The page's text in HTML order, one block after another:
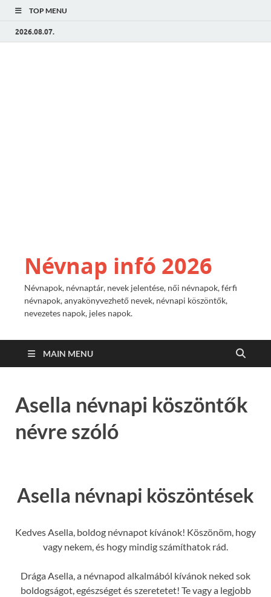
TOP MENU
2026.08.07.
Névnap infó 2026
Névnapok, névnaptár, nevek jelentése, női névnapok, férfi
névnapok, anyakönyvezhető nevek, névnapi köszöntők,
nevezetes napok, jeles napok.
MAIN MENU
Asella névnapi köszöntők
névre szóló
Asella névnapi köszöntések
Kedves Asella, boldog névnapot kívánok! Köszönöm, hogy
vagy nekem, és hogy mindig számíthatok rád.
Drága Asella, a névnapod alkalmából kívánok neked sok
boldogságot, egészséget és szeretetet! Te vagy a legjobb